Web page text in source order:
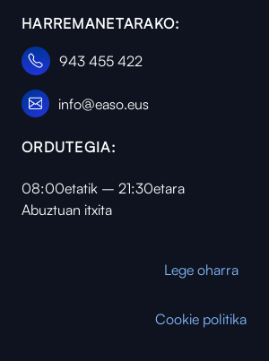
HARREMANETARAKO:
943 455 422
info@easo.eus
ORDUTEGIA:
08:00etatik – 21:30etara
Abuztuan itxita
Lege oharra
Cookie politika